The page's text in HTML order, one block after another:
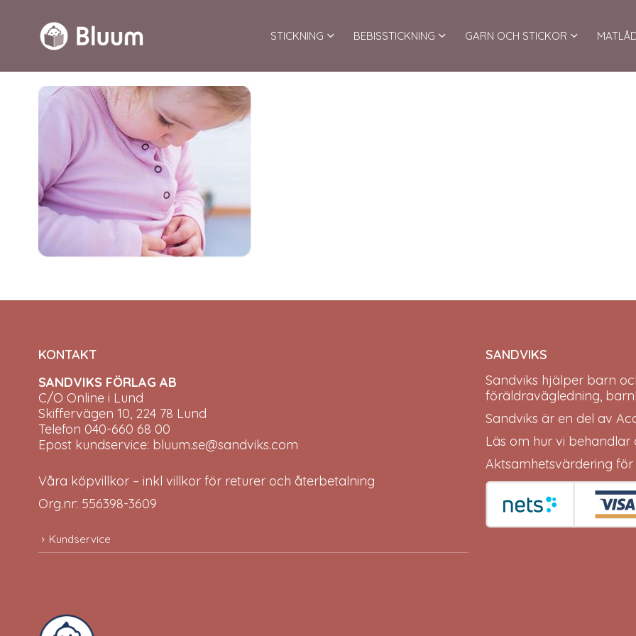
STICKNING BEBISSTICKNING GARN OCH STICKOR
KONTAKT
SANDVIKS FÖRLAG AB
C/O Online i Lund
Skiffervägen 10, 224 78 Lund
Telefon 040-660 68 00
Epost kundservice: bluum.se@sandviks.com
Våra köpvillkor – inkl villkor för returer och återbetalning
Org.nr: 556398-3609
Kundservice
SANDVIKS
Sandviks hjälper barn
föräldravägledning,
Sandviks är en del av
Läs om hur vi behandlar
Aktsamhetsvärdering för